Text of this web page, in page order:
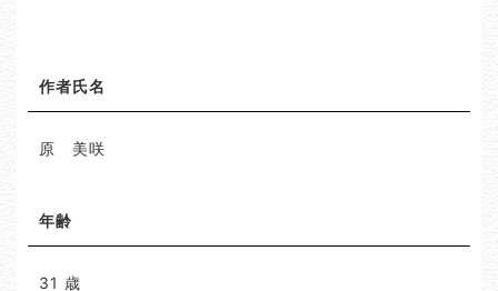
作者氏名
原 美咲
年齢
31 歳